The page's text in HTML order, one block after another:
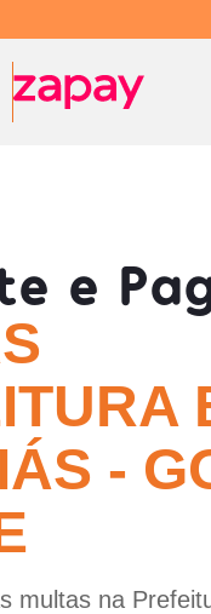
e
-
multas na